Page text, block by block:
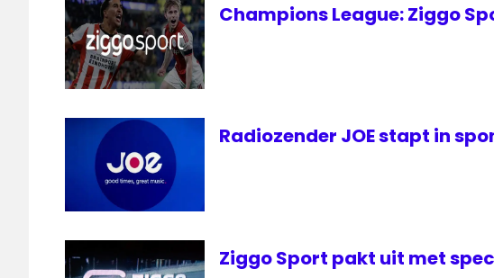
Champions League: Ziggo
Radiozender JOE stapt in
Ziggo Sport pakt uit met